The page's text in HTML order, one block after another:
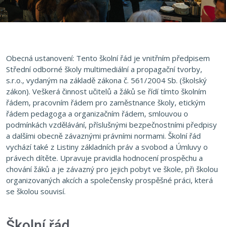
Obecná ustanovení: Tento školní řád je vnitřním předpisem
Střední odborné školy multimediální a propagační tvorby,
s.r.o., vydaným na základě zákona č. 561/2004 Sb. (školský
zákon). Veškerá činnost učitelů a žáků se řídí tímto školním
řádem, pracovním řádem pro zaměstnance školy, etickým
řádem pedagoga a organizačním řádem, smlouvou o
podmínkách vzdělávání, příslušnými bezpečnostními předpisy
a dalšími obecně závaznými právními normami. Školní řád
vychází také z Listiny základních práv a svobod a Úmluvy o
právech dítěte. Upravuje pravidla hodnocení prospěchu a
chování žáků a je závazný pro jejich pobyt ve škole, při školou
organizovaných akcích a společensky prospěšné práci, která
se školou souvisí.